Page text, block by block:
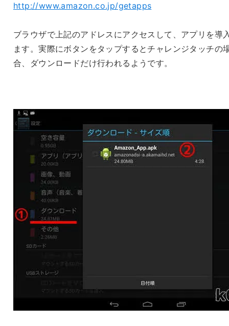
http://www.amazon.co.jp/getapps
ブラウザで上記のアドレスにアクセスして、アプリを導
ます。実際にボタンをタップするとチャレンジタッチの
合、ダウンロードだけ行われるようです。